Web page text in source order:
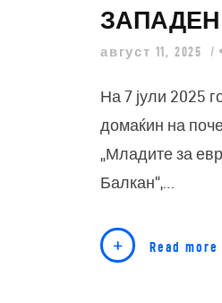
август 11, 2025
На 7 јули 2025
домаќин на
„Младите за
Балкан“,…
Read more